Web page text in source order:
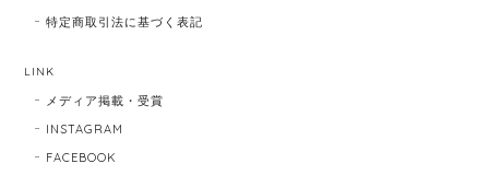
特定商取引法に基づく表記
LINK
メディア掲載・受賞
INSTAGRAM
FACEBOOK